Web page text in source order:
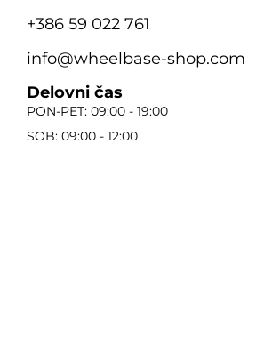
+386 59 022 761
info@wheelbase-shop.com
Delovni čas
PON-PET: 09:00 - 19:00
SOB: 09:00 - 12:00